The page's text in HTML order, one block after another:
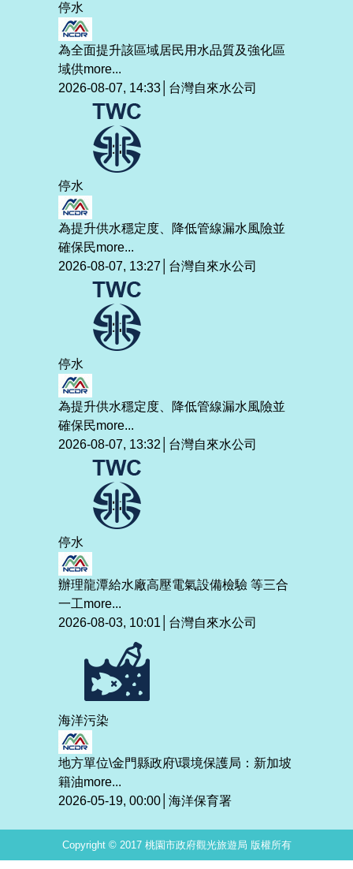
停水
為全面提升該區域居民用水品質及強化區
域供more...
2026-08-07, 14:33│台灣自來水公司
停水
為提升供水穩定度、降低管線漏水風險並
確保民more...
2026-08-07, 13:27│台灣自來水公司
停水
為提升供水穩定度、降低管線漏水風險並
確保民more...
2026-08-07, 13:32│台灣自來水公司
停水
辦理龍潭給水廠高壓電氣設備檢驗 等三合
一工more...
2026-08-03, 10:01│台灣自來水公司
海洋污染
地方單位\金門縣政府\環境保護局：新加坡
籍油more...
2026-05-19, 00:00│海洋保育署
Copyright © 2017 桃園市政府觀光旅遊局 版權所有